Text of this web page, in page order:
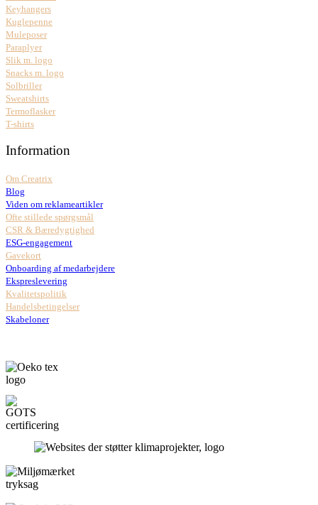
Keyhangers
Kuglepenne
Muleposer
Paraplyer
Slik m. logo
Snacks m. logo
Solbriller
Sweatshirts
Termoflasker
T-shirts
Information
Om Creatrix
Blog
Viden om reklameartikler
Ofte stillede spørgsmål
CSR & Bæredygtighed
ESG-engagement
Gavekort
Onboarding af medarbejdere
Ekspreslevering
Kvalitetspolitik
Handelsbetingelser
Skabeloner